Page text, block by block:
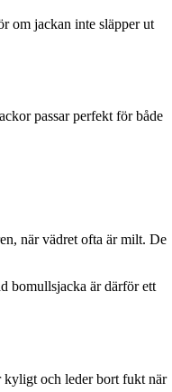
om jackan inte släpper ut
passar perfekt för både
när vädret ofta är milt. De
bomullsjacka är därför ett
kyligt och leder bort fukt när